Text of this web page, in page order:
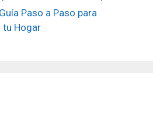
Paso a Paso para
tu Hogar